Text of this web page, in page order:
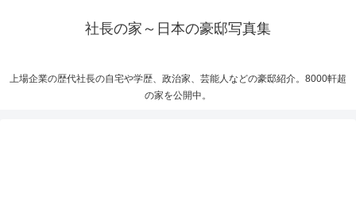
社長の家～日本の豪邸写真集
上場企業の歴代社長の自宅や学歴、政治家、芸能人などの豪邸紹介。8000軒超
の家を公開中。